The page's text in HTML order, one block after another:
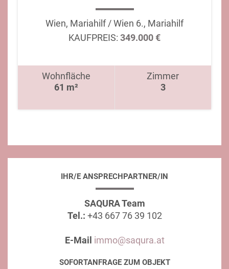
Wien, Mariahilf / Wien 6., Mariahilf
KAUFPREIS: 349.000 €
Wohnfläche
61 m²
Zimmer
3
IHR/E ANSPRECHPARTNER/IN
SAQURA Team
Tel.: +43 667 76 39 102
E-Mail immo@saqura.at
SOFORTANFRAGE ZUM OBJEKT